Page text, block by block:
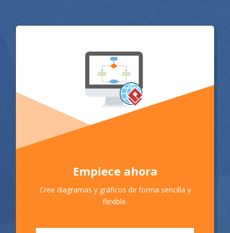
Empiece ahora
Cree diagramas y gráficos de forma sencilla y
flexible.